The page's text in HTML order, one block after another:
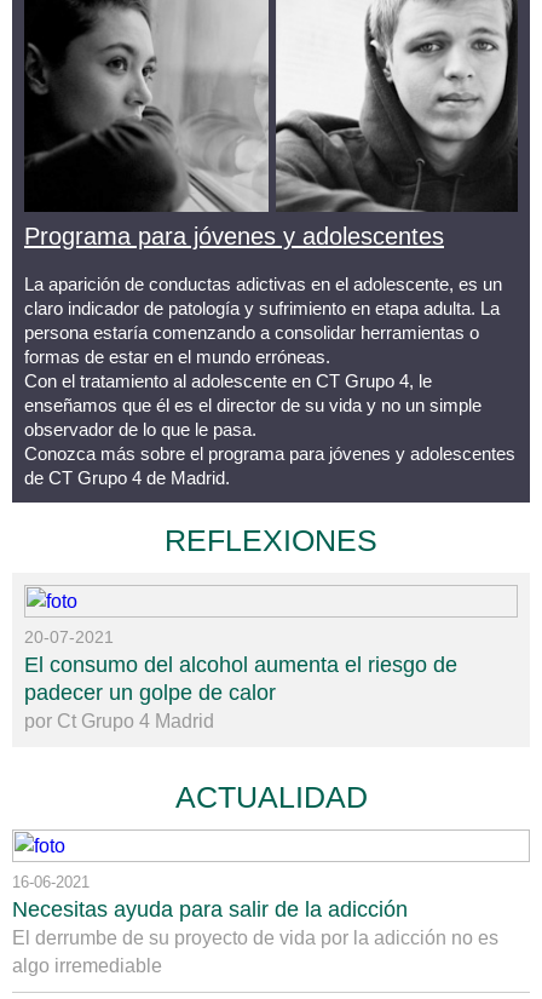
Programa para jóvenes y adolescentes
La aparición de conductas adictivas en el adolescente, es un
claro indicador de patología y sufrimiento en etapa adulta. La
persona estaría comenzando a consolidar herramientas o
formas de estar en el mundo erróneas.
Con el tratamiento al adolescente en CT Grupo 4, le
enseñamos que él es el director de su vida y no un simple
observador de lo que le pasa.
Conozca más sobre el programa para jóvenes y adolescentes
de CT Grupo 4 de Madrid.
REFLEXIONES
20-07-2021
El consumo del alcohol aumenta el riesgo de
padecer un golpe de calor
por Ct Grupo 4 Madrid
ACTUALIDAD
16-06-2021
Necesitas ayuda para salir de la adicción
El derrumbe de su proyecto de vida por la adicción no es
algo irremediable